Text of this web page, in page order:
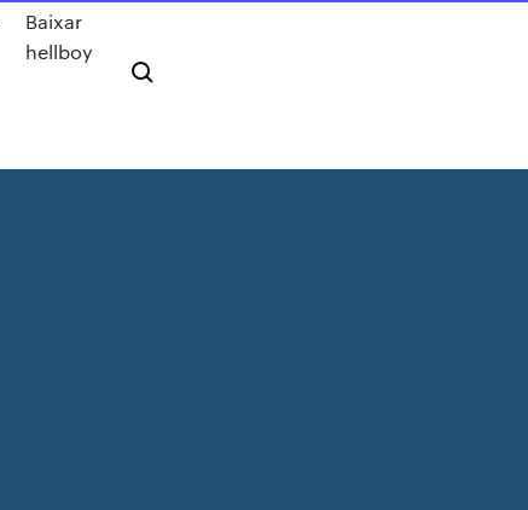
Baixar
hellboy